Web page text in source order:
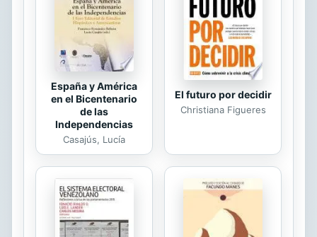
España y América
en el Bicentenario
de las
Independencias
Casajús, Lucía
El futuro por decidir
Christiana Figueres